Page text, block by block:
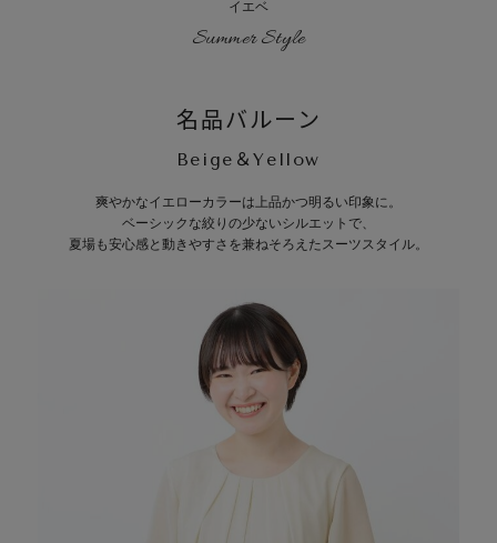
イエベ
Summer Style
名品バルーン
Beige＆Yellow
爽やかなイエローカラーは上品かつ明るい印象に。
ベーシックな絞りの少ないシルエットで、
夏場も安心感と動きやすさを兼ねそろえたスーツスタイル。